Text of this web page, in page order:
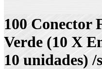
100 Conector
Verde (10 X
10 unidades) /s